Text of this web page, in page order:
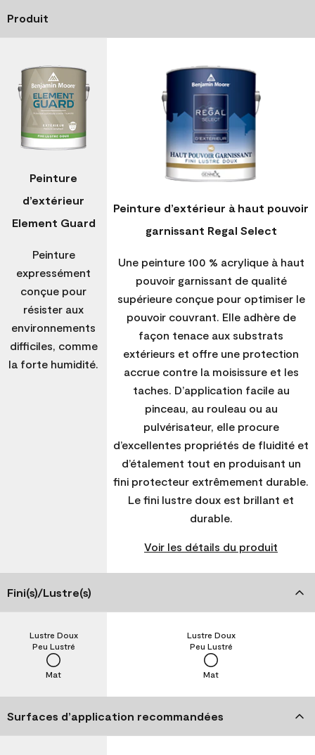
Produit
Peinture
d’extérieur
Element Guard
Peinture
expressément
conçue pour
résister aux
environnements
difficiles, comme
la forte humidité.
Peinture d’extérieur à haut pouvoir
garnissant Regal Select
Une peinture 100 % acrylique à haut
pouvoir garnissant de qualité
supérieure conçue pour optimiser le
pouvoir couvrant. Elle adhère de
façon tenace aux substrats
extérieurs et offre une protection
accrue contre la moisissure et les
taches. D’application facile au
pinceau, au rouleau ou au
pulvérisateur, elle procure
d’excellentes propriétés de fluidité et
d’étalement tout en produisant un
fini protecteur extrêmement durable.
Le fini lustre doux est brillant et
durable.
Voir les détails du produit
Fini(s)/Lustre(s)
Mat
Peu Lustré
Lustre Doux
Mat
Peu Lustré
Lustre Doux
Surfaces d’application recommandées